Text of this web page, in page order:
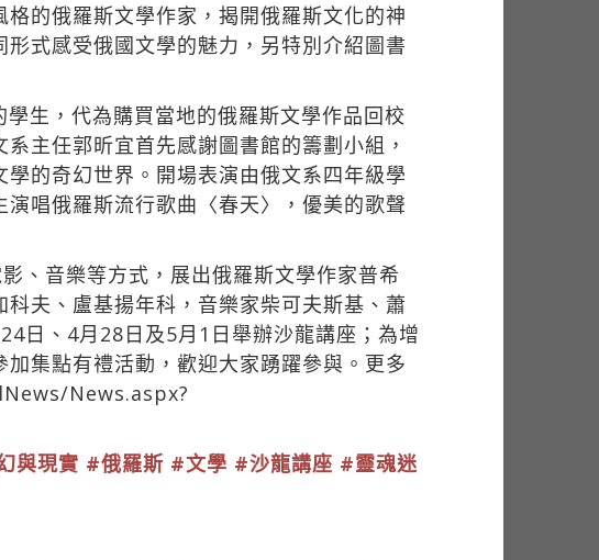
的俄羅斯文學作家，揭開俄羅斯文化的神
式感受俄國文學的魅力，另特別介紹圖書
生，代為購買當地的俄羅斯文學作品回校
主任郭昕宜首先感謝圖書館的籌劃小組，
的奇幻世界。開場表演由俄文系四年級學
唱俄羅斯流行歌曲〈春天〉，優美的歌聲
、音樂等方式，展出俄羅斯文學作家普希
夫、盧基揚年科，音樂家柴可夫斯基、蕭
日、4月28日及5月1日舉辦沙龍講座；為增
集點有禮活動，歡迎大家踴躍參與。更多
News.aspx?
與現實 #俄羅斯 #文學 #沙龍講座 #靈魂迷